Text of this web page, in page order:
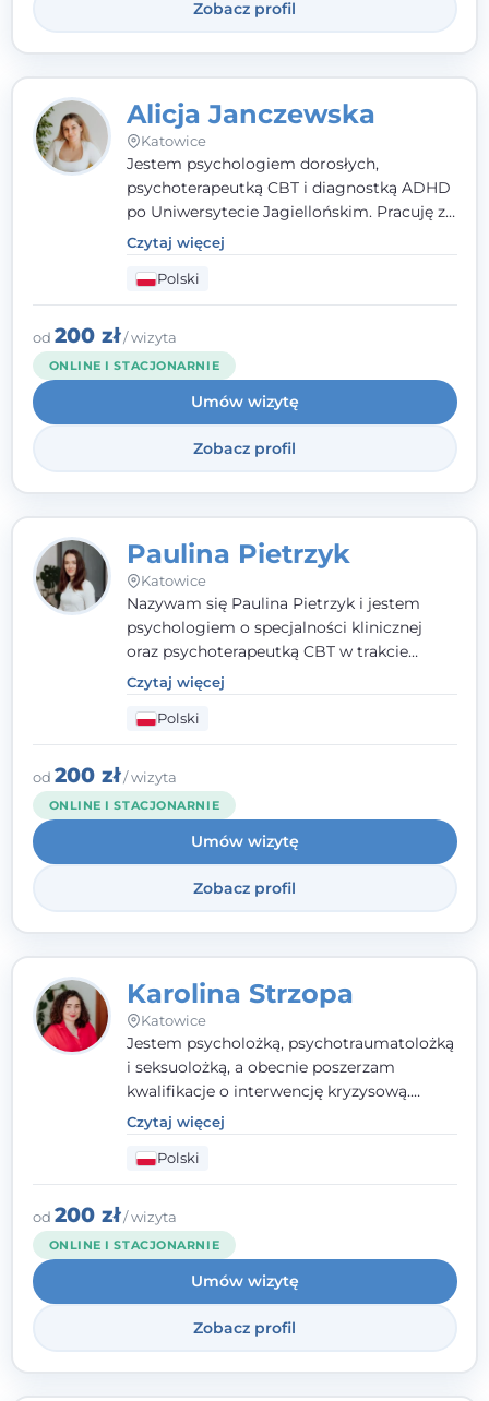
Zobacz profil
Alicja Janczewska
Katowice
Jestem psychologiem dorosłych,
psychoterapeutką CBT i diagnostką ADHD
po Uniwersytecie Jagiellońskim. Pracuję z
dorosłymi, młodzieżą i dziećmi, opierając
pomoc na zrozumieniu indywidualnych
potrzeb i więzi zbudowanej na zaufaniu.
Terapia to dla mnie bezpieczne miejsce, w
którym poczujesz się wysłuchany i
zrozumiany.
Czytaj więcej
Polski
od 200 zł/ wizyta
ONLINE I STACJONARNIE
Umów wizytę
Zobacz profil
Paulina Pietrzyk
Katowice
Nazywam się Paulina Pietrzyk i jestem
psychologiem o specjalności klinicznej
oraz psychoterapeutką CBT w trakcie
szkolenia. Pracuję z dorosłymi, którzy
szukają wsparcia w trudnych momentach -
w obliczu lęku, przewlekłego stresu,
natłoku myśli, obniżonego nastroju,
wypalenia czy kryzysu, a także po prostu
chcą lepiej poznać siebie.
Czytaj więcej
Polski
od 200 zł/ wizyta
ONLINE I STACJONARNIE
Umów wizytę
Zobacz profil
Karolina Strzopa
Katowice
Jestem psycholożką, psychotraumatolożką
i seksuolożką, a obecnie poszerzam
kwalifikacje o interwencję kryzysową.
Pracuję w nurcie terapii trzeciej fali, łącząc
metody o potwierdzonej skuteczności.
Towarzyszę młodzieży, dorosłym i parom w
radzeniu sobie z bolesnymi
doświadczeniami tak, by mogli żyć pełniej.
Czytaj więcej
Polski
od 200 zł/ wizyta
ONLINE I STACJONARNIE
Umów wizytę
Zobacz profil